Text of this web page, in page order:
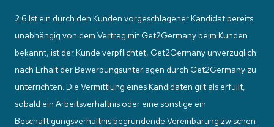
2.6 Ist ein durch den Kunden vorgeschlagener Kandidat bereits
unabhängig von dem Vertrag mit Get2Germany beim Kunden
bekannt, ist der Kunde verpflichtet, Get2Germany unverzüglich
nach Erhalt der Bewerbungsunterlagen durch Get2Germany zu
unterrichten. Die Vermittlung eines Kandidaten gilt als erfüllt,
sobald ein Arbeitsverhältnis oder eine sonstige ein
Beschäftigungsverhältnis begründende Vereinbarung zwischen